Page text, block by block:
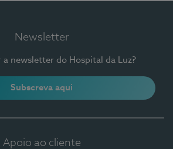
Newsletter
a newsletter do Hospital da Luz?
Subscreva aqui
Apoio ao cliente